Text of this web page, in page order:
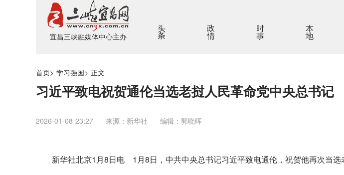
宜昌三峡融媒体中心主办
头条 政情 时事 本地
首页> 学习强国> 正文
习近平致电祝贺通伦当选老挝人民革命党中央总书记
2026-01-08 23:27 来源：新华社 编辑：郭晓晖
新华社北京1月8日电 1月8日，中共中央总书记习近平致电通伦，祝贺他再次当选